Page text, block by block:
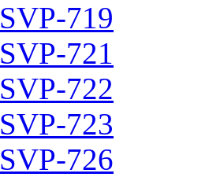
SVP-719
SVP-721
SVP-722
SVP-723
SVP-726